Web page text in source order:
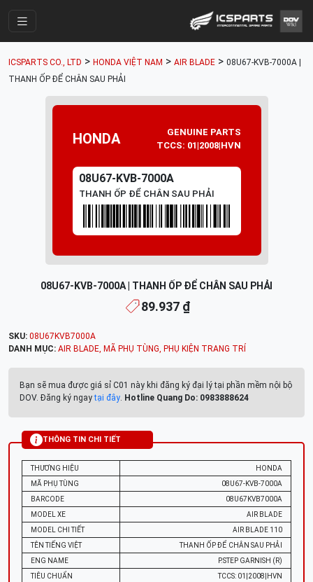
Parts Catalogue
Mã Phụ Tùng
Tài khoản
ICSPARTS CO., LTD > HONDA VIỆT NAM > AIR BLADE > 08U67-KVB-7000A |
THANH ỐP ĐỂ CHÂN SAU PHẢI
HONDA
GENUINE PARTS
TCCS: 01|2008|HVN
08U67-KVB-7000A
THANH ỐP ĐỂ CHÂN SAU PHẢI
08U67-KVB-7000A | THANH ỐP ĐỂ CHÂN SAU PHẢI
89.937 ₫
SKU: 08U67KVB7000A
DANH MỤC: AIR BLADE, MÃ PHỤ TÙNG, PHỤ KIỆN TRANG TRÍ
Bạn sẽ mua được giá sỉ C01 này khi đăng ký đại lý tại phần mềm nội bộ
DOV. Đăng ký ngaytại đây. Hotline Quang Do: 0983888624
THÔNG TIN CHI TIẾT
THƯƠNG HIỆU
HONDA
MÃ PHỤ TÙNG
08U67-KVB-7000A
BARCODE
08U67KVB7000A
MODEL XE
AIR BLADE
MODEL CHI TIẾT
AIR BLADE 110
TÊN TIẾNG VIỆT
THANH ỐP ĐỂ CHÂN SAU PHẢI
ENG NAME
P.STEP GARNISH (R)
TIÊU CHUẨN
TCCS: 01|2008|HVN